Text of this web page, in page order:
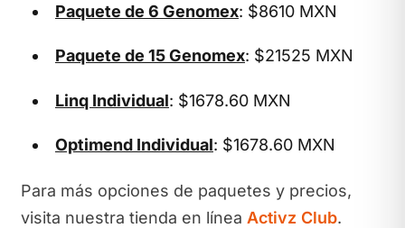
Paquete de 6 Genomex: $8610 MXN
Paquete de 15 Genomex: $21525 MXN
Linq Individual: $1678.60 MXN
Optimend Individual: $1678.60 MXN
Para más opciones de paquetes y precios,
visita nuestra tienda en línea Activz Club.